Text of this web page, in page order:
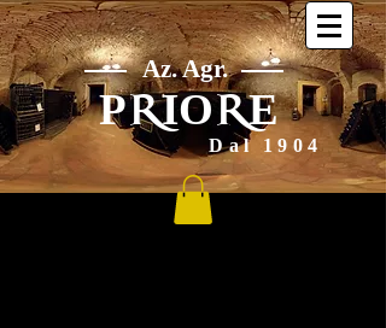
Az. Agr.
PRIORE
Dal 1904